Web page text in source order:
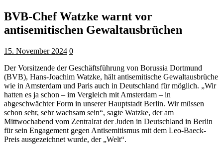
BVB-Chef Watzke warnt vor
antisemitischen Gewaltausbrüchen
15. November 2024 0
Der Vorsitzende der Geschäftsführung von Borussia Dortmund
(BVB), Hans-Joachim Watzke, hält antisemitische Gewaltausbrüche
wie in Amsterdam und Paris auch in Deutschland für möglich. „Wir
hatten es ja schon – im Vergleich mit Amsterdam – in
abgeschwächter Form in unserer Hauptstadt Berlin. Wir müssen
schon sehr, sehr wachsam sein“, sagte Watzke, der am
Mittwochabend vom Zentralrat der Juden in Deutschland in Berlin
für sein Engagement gegen Antisemitismus mit dem Leo-Baeck-
Preis ausgezeichnet wurde, der „Welt“.